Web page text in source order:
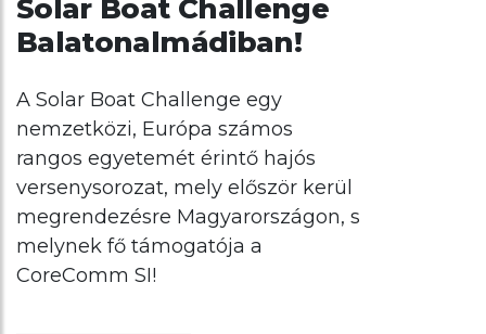
Solar Boat Challenge
Balatonalmádiban!
A Solar Boat Challenge egy
nemzetközi, Európa számos
rangos egyetemét érintő hajós
versenysorozat, mely először kerül
megrendezésre Magyarországon, s
melynek fő támogatója a
CoreComm SI!